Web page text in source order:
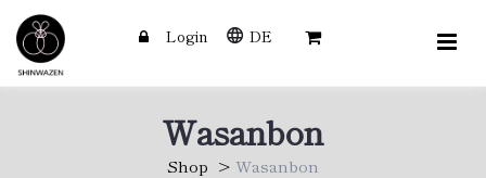
Login DE
Wasanbon
Shop Wasanbon